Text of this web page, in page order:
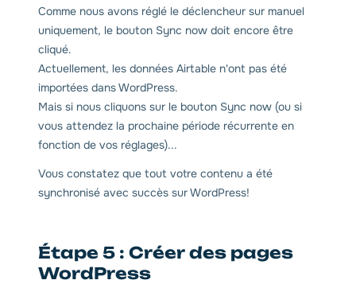
Comme nous avons réglé le déclencheur sur manuel
uniquement, le bouton Sync now doit encore être
cliqué.
Actuellement, les données Airtable n'ont pas été
importées dans WordPress.
Mais si nous cliquons sur le bouton Sync now (ou si
vous attendez la prochaine période récurrente en
fonction de vos réglages)...
Vous constatez que tout votre contenu a été
synchronisé avec succès sur WordPress!
Étape 5 : Créer des pages
WordPress